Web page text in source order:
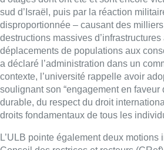
s’engageait à suspendre les
avec les organisations qui soutiennent
ou sont directement impliquées – dans
international et des droits humains. Cet
la suspension de son accord
l’Université de Tel Aviv.
Quant au partenariat avec l’entreprise
l’école polytechnique de Bruxelles,
cours d’examen”. L’autre motion
condamner les “attaques ou
institutions d’enseignement